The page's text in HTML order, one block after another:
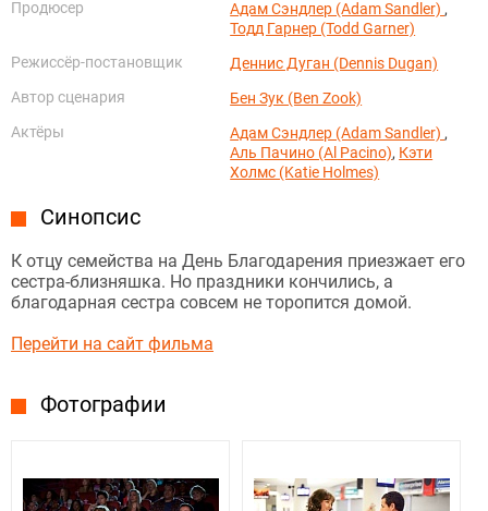
Продюсер
Адам Сэндлер (Adam Sandler) ,
Тодд Гарнер (Todd Garner)
Режиссёр-постановщик
Деннис Дуган (Dennis Dugan)
Автор сценария
Бен Зук (Ben Zook)
Актёры
Адам Сэндлер (Adam Sandler) ,
Аль Пачино (Al Pacino), Кэти
Холмс (Katie Holmes)
Синопсис
К отцу семейства на День Благодарения приезжает его
сестра-близняшка. Но праздники кончились, а
благодарная сестра совсем не торопится домой.
Перейти на сайт фильма
Фотографии